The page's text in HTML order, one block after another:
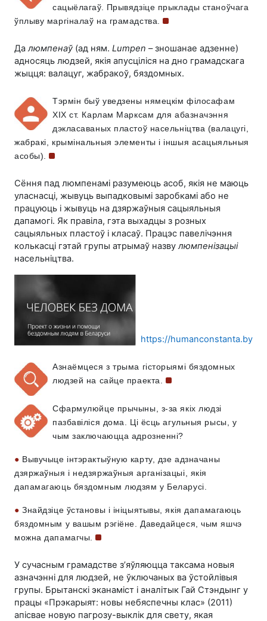
сацыёлагаў. Прывядзіце прыклады станоўчага
ўплыву маргіналаў на грамадства.
Далюмпенаў (ад ням. Lumpen – зношанае адзенне)
адносяць людзей, якія апусціліся на дно грамадскага
жыцця: валацуг, жабракоў, бяздомных.
Тэрмін быў уведзены нямецкім філосафам
XIX ст. Карлам Марксам для абазначэння
дэкласаваных пластоў насельніцтва (валацугі,
жабракі, крымінальныя элементы і іншыя асацыяльныя
асобы).
Сёння пад люмпенамі разумеюць асоб, якія не маюць
уласнасці, жывуць выпадковымі заробкамі або не
працуюць і жывуць на дзяржаўныя сацыяльныя
дапамогі. Як правіла, гэта выхадцы з розных
сацыяльных пластоў і класаў. Працэс павелічэння
колькасці гэтай групы атрымаў назвулюмпенізацыі
насельніцтва.
https://humanconstanta.by
Азнаёмцеся з трыма гісторыямі бяздомных
людзей на сайце праекта.
Сфармулюйце прычыны, з-за якіх людзі
пазбавіліся дома. Ці ёсць агульныя рысы, у
чым заключаюцца адрозненні?
● Вывучыце інтэрактыўную карту, дзе адзначаны
дзяржаўныя і недзяржаўныя арганізацыі, якія
дапамагаюць бяздомным людзям у Беларусі.
● Знайдзіце ўстановы і ініцыятывы, якія дапамагаюць
бяздомным у вашым рэгіёне. Даведайцеся, чым яшчэ
можна дапамагчы.
У сучасным грамадстве з’яўляюцца таксама новыя
азначэнні для людзей, не ўключаных ва ўстойлівыя
групы. Брытанскі эканаміст і аналітык Гай Стэндынг у
працы «Прэкарыят: новы небяспечны клас» (2011)
апісвае новую пагрозу-выклік для свету, якая